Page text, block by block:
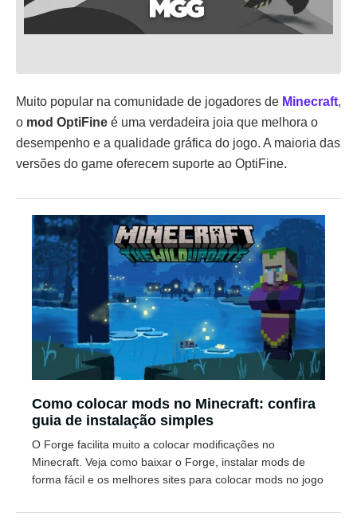
Muito popular na comunidade de jogadores de Minecraft,
o mod OptiFine é uma verdadeira joia que melhora o
desempenho e a qualidade gráfica do jogo. A maioria das
versões do game oferecem suporte ao OptiFine.
Como colocar mods no Minecraft: confira
guia de instalação simples
O Forge facilita muito a colocar modificações no
Minecraft. Veja como baixar o Forge, instalar mods de
forma fácil e os melhores sites para colocar mods no jogo